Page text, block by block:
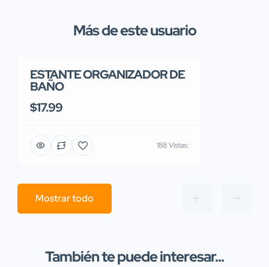
Más de este usuario
ESTANTE ORGANIZADOR DE
BAÑO
$17.99
188 Vistas:
Mostrar todo
También te puede interesar...